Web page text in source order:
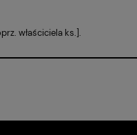
właściciela ks.].